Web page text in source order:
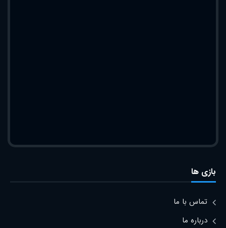
بازی ها
تماس با ما
درباره ما